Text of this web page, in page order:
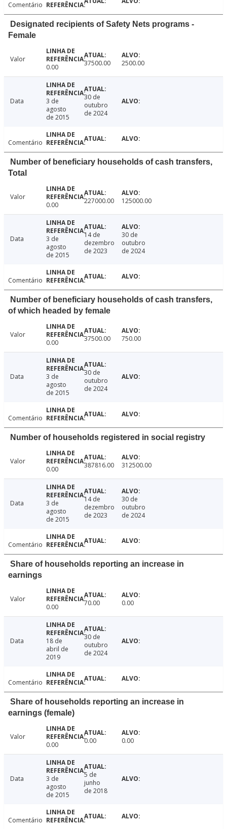
Comentário
Designated recipients of Safety Nets programs -
Female
Valor
0.00
37500.00 2500.00
Data
3 de
agosto
de 2015
30 de
outubro
de 2024
Comentário
Number of beneficiary households of cash transfers,
Total
Valor
0.00
227000.00 125000.00
Data
3 de
agosto
de 2015
14 de
dezembro
de 2023
30 de
outubro
de 2024
Comentário
Number of beneficiary households of cash transfers,
of which headed by female
Valor
0.00
37500.00 750.00
Data
3 de
agosto
de 2015
30 de
outubro
de 2024
Comentário
Number of households registered in social registry
Valor
0.00
387816.00 312500.00
Data
3 de
agosto
de 2015
14 de
dezembro
de 2023
30 de
outubro
de 2024
Comentário
Share of households reporting an increase in
earnings
Valor
0.00
70.00 0.00
Data
18 de
abril de
2019
30 de
outubro
de 2024
Comentário
Share of households reporting an increase in
earnings (female)
Valor
0.00
0.00 0.00
Data
3 de
agosto
de 2015
5 de
junho
de 2018
Comentário